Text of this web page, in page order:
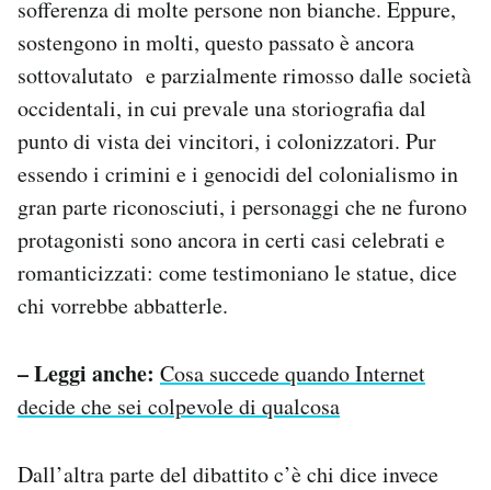
sofferenza di molte persone non bianche. Eppure,
sostengono in molti, questo passato è ancora
sottovalutato e parzialmente rimosso dalle società
occidentali, in cui prevale una storiografia dal
punto di vista dei vincitori, i colonizzatori. Pur
essendo i crimini e i genocidi del colonialismo in
gran parte riconosciuti, i personaggi che ne furono
protagonisti sono ancora in certi casi celebrati e
romanticizzati: come testimoniano le statue, dice
chi vorrebbe abbatterle.
– Leggi anche: Cosa succede quando Internet
decide che sei colpevole di qualcosa
Dall’altra parte del dibattito c’è chi dice invece